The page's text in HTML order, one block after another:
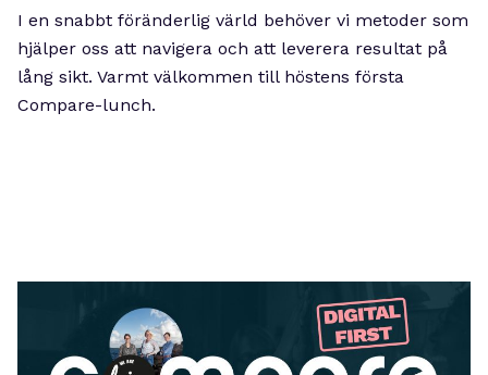
I en snabbt föränderlig värld behöver vi metoder som
hjälper oss att navigera och att leverera resultat på
lång sikt. Varmt välkommen till höstens första
Compare-lunch.